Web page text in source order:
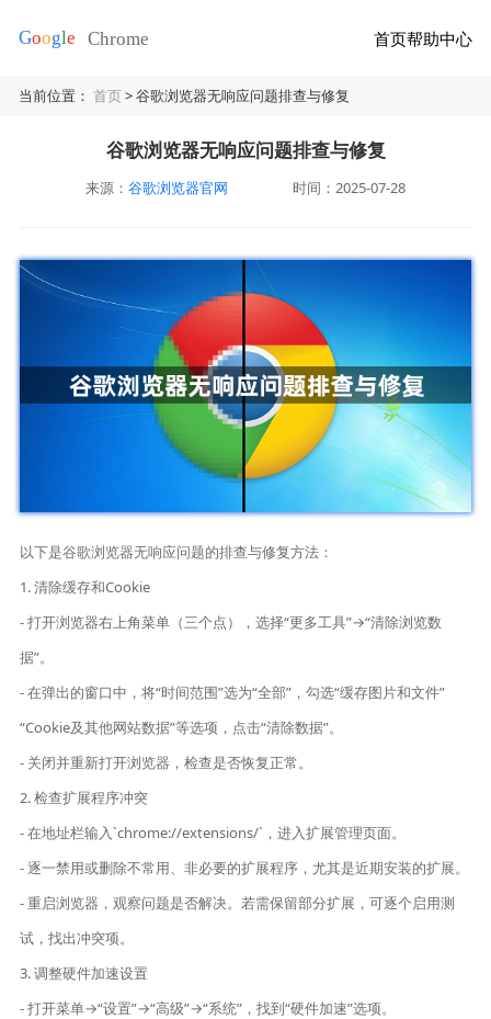
首页帮助中心
当前位置：首页> 谷歌浏览器无响应问题排查与修复
谷歌浏览器无响应问题排查与修复
来源： 谷歌浏览器官网 时间：2025-07-28
以下是谷歌浏览器无响应问题的排查与修复方法：
1. 清除缓存和Cookie
- 打开浏览器右上角菜单（三个点），选择“更多工具”→“清除浏览数
据”。
- 在弹出的窗口中，将“时间范围”选为“全部”，勾选“缓存图片和文件”
“Cookie及其他网站数据”等选项，点击“清除数据”。
- 关闭并重新打开浏览器，检查是否恢复正常。
2. 检查扩展程序冲突
- 在地址栏输入`chrome://extensions/`，进入扩展管理页面。
- 逐一禁用或删除不常用、非必要的扩展程序，尤其是近期安装的扩展。
- 重启浏览器，观察问题是否解决。若需保留部分扩展，可逐个启用测
试，找出冲突项。
3. 调整硬件加速设置
- 打开菜单→“设置”→“高级”→“系统”，找到“硬件加速”选项。